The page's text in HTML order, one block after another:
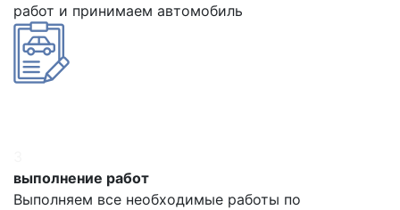
работ и принимаем автомобиль
выполнение работ
Выполняем все необходимые работы по